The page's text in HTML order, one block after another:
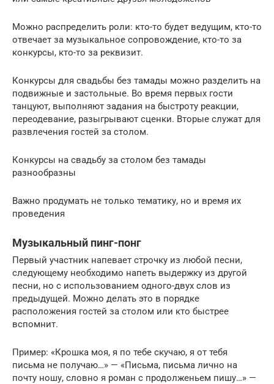
Можно распределить роли: кто-то будет ведущим, кто-то
отвечает за музыкальное сопровождение, кто-то за
конкурсы, кто-то за реквизит.
Конкурсы для свадьбы без тамады можно разделить на
подвижные и застольные. Во время первых гости
танцуют, выполняют задания на быстроту реакции,
переодевание, разыгрывают сценки. Вторые служат для
развлечения гостей за столом.
Конкурсы на свадьбу за столом без тамады
разнообразны
Важно продумать не только тематику, но и время их
проведения
Музыкальный пинг-понг
Первый участник напевает строчку из любой песни,
следующему необходимо напеть выдержку из другой
песни, но с использованием одного-двух слов из
предыдущей. Можно делать это в порядке
расположения гостей за столом или кто быстрее
вспомнит.
Пример: «Крошка моя, я по тебе скучаю, я от тебя
письма не получаю…» — «Письма, письма лично на
почту ношу, словно я роман с продолженьем пишу…» —